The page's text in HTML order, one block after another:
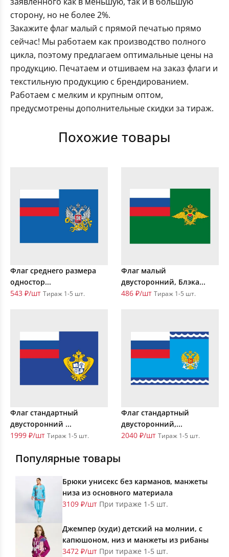
сторону, но не более 2%.
Закажите флаг малый с прямой печатью прямо
сейчас! Мы работаем как производство полного
цикла, поэтому предлагаем оптимальные цены на
продукцию. Печатаем и отшиваем на заказ флаги и
текстильную продукцию с брендированием.
Работаем с мелким и крупным оптом,
предусмотрены дополнительные скидки за тираж.
Похожие товары
Флаг среднего размера
одностор...
543 ₽/шт Тираж 1-5 шт.
Флаг малый
двусторонний, Блэка...
486 ₽/шт Тираж 1-5 шт.
Флаг стандартный
двусторонний ...
1999 ₽/шт Тираж 1-5 шт.
Флаг стандартный
двусторонний,...
2040 ₽/шт Тираж 1-5 шт.
Популярные товары
Брюки унисекс без карманов, манжеты
низа из основного материала
3109 ₽/шт При тираже 1-5 шт.
Джемпер (худи) детский на молнии, с
капюшоном, низ и манжеты из рибаны
3472 ₽/шт При тираже 1-5 шт.